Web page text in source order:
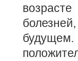
будущем.